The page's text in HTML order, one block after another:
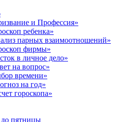
Персональный сайт
астрологического
Вашей натальной
здоровье. Астропсихолог
задавать
Знание точного времени
и Профессия»
ребенка»
парных взаимоотношений»
фирмы»
в личное дело»
на вопрос»
времени»
на год»
гороскопа»
пятницы